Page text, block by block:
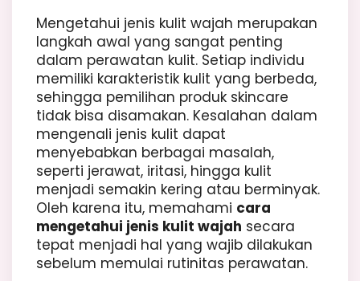
Mengetahui jenis kulit wajah merupakan
langkah awal yang sangat penting
dalam perawatan kulit. Setiap individu
memiliki karakteristik kulit yang berbeda,
sehingga pemilihan produk skincare
tidak bisa disamakan. Kesalahan dalam
mengenali jenis kulit dapat
menyebabkan berbagai masalah,
seperti jerawat, iritasi, hingga kulit
menjadi semakin kering atau berminyak.
Oleh karena itu, memahami cara
mengetahui jenis kulit wajah secara
tepat menjadi hal yang wajib dilakukan
sebelum memulai rutinitas perawatan.